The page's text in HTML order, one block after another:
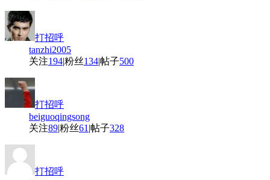
打招呼
tanzhi2005
关注194|粉丝134|帖子500
打招呼
beiguoqingsong
关注89|粉丝61 |帖子328
打招呼